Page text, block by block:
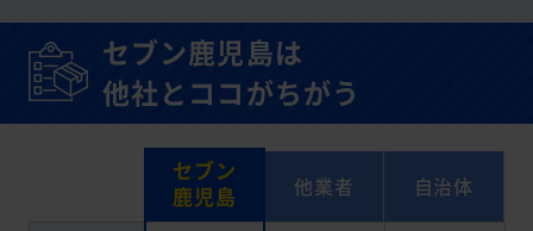
セブン鹿児島は
他社とココがちがう
セブン
鹿児島
他業者 自治体